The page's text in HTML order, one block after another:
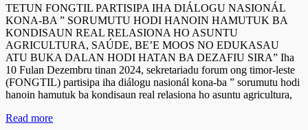
TETUN FONGTIL PARTISIPA IHA DIÁLOGU NASIONÁL
KONA-BA ” SORUMUTU HODI HANOIN HAMUTUK BA
KONDISAUN REAL RELASIONA HO ASUNTU
AGRICULTURA, SAÚDE, BE’E MOOS NO EDUKASAU
ATU BUKA DALAN HODI HATAN BA DEZAFIU SIRA” Iha
10 Fulan Dezembru tinan 2024, sekretariadu forum ong timor-leste
(FONGTIL) partisipa iha diálogu nasionál kona-ba ” sorumutu hodi
hanoin hamutuk ba kondisaun real relasiona ho asuntu agricultura,
Read more